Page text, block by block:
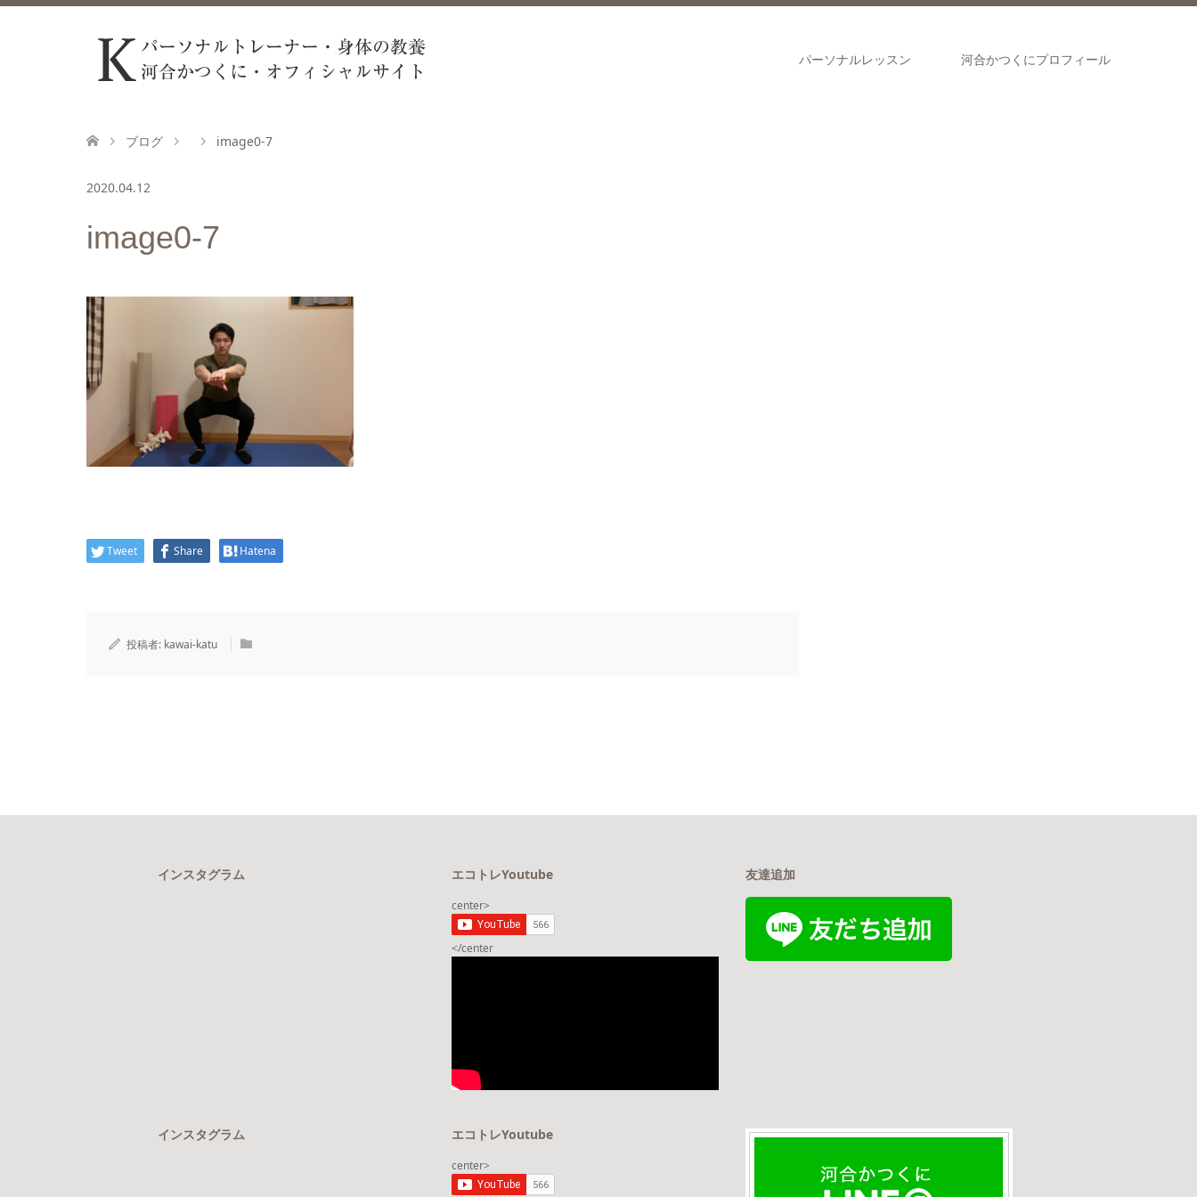
パーソナルレッスン 河合かつくにプロフィール
ブログ image0-7
2020.04.12
image0-7
Tweet Share Hatena
投稿者: kawai-katu
インスタグラム エコトレYoutube
center>
</center
友達追加
インスタグラム エコトレYoutube
center>